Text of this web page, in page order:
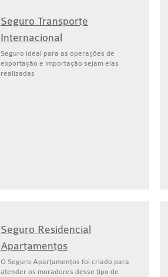
Seguro Transporte
Internacional
Seguro ideal para as operações de
exportação e importação sejam elas
realizadas
Seguro Residencial
Apartamentos
O Seguro Apartamentos foi criado para
atender os moradores desse tipo de